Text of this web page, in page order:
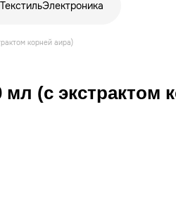
ТекстильЭлектроника
корней аира)
(с экстрактом